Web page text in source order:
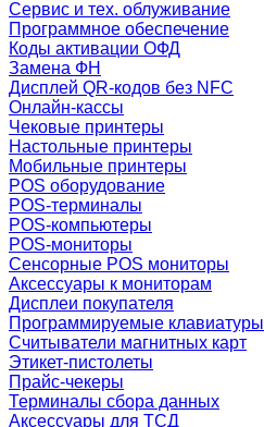
Сервис и тех. облуживание
Программное обеспечение
Коды активации ОФД
Замена ФН
Дисплей QR-кодов без NFC
Онлайн-кассы
Чековые принтеры
Настольные принтеры
Мобильные принтеры
POS оборудование
POS-терминалы
POS-компьютеры
POS-мониторы
Сенсорные POS мониторы
Аксессуары к мониторам
Дисплеи покупателя
Программируемые клавиатуры
Считыватели магнитных карт
Этикет-пистолеты
Прайс-чекеры
Терминалы сбора данных
Аксессуары для ТСД